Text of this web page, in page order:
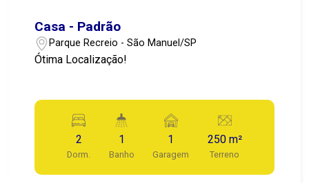
Casa - Padrão
Parque Recreio - São Manuel/SP
Ótima Localização!
2
Dorm.
1
Banho
1
Garagem
250 m²
Terreno